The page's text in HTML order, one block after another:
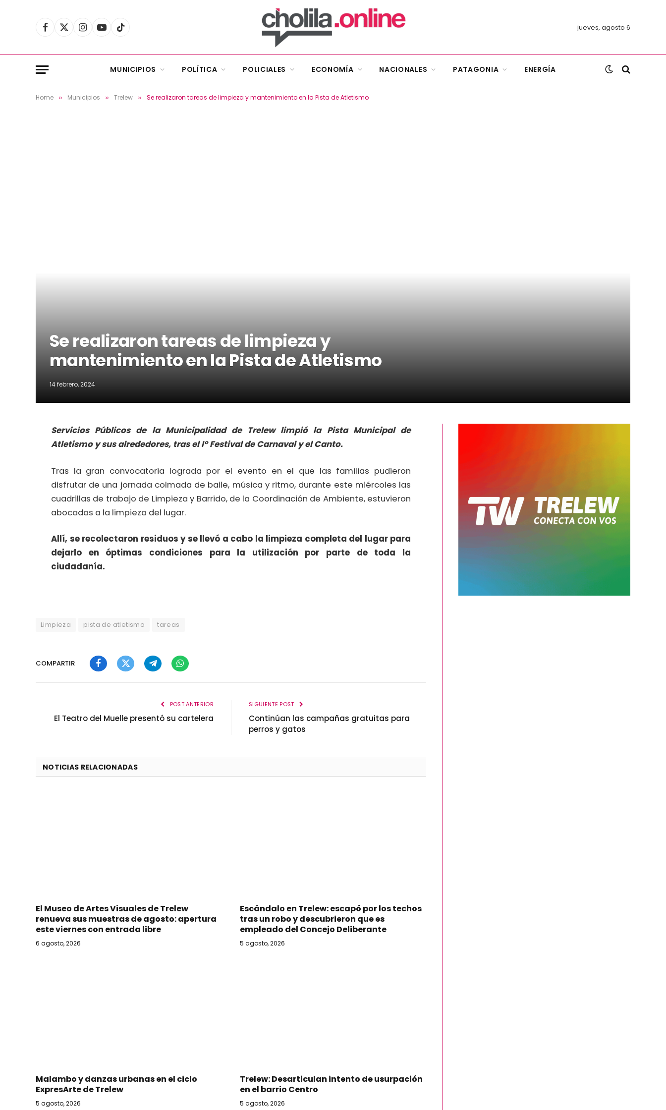
Facebook
X
Instagram
YouTubeTikTok jueves, agosto 6
MUNICIPIOS POLÍTICA POLICIALES ECONOMÍA NACIONALES PATAGONIA ENERGÍA
Home » Municipios » Trelew » Se realizaron tareas de limpieza y mantenimiento en la Pista de Atletismo
Se realizaron tareas de limpieza y
mantenimiento en la Pista de Atletismo
14 febrero, 2024
Servicios Públicos de la Municipalidad de Trelew limpió la Pista Municipal de
Atletismo y sus alrededores, tras el I° Festival de Carnaval y el Canto.
Tras la gran convocatoria lograda por el evento en el que las familias pudieron
disfrutar de una jornada colmada de baile, música y ritmo, durante este miércoles las
cuadrillas de trabajo de Limpieza y Barrido, de la Coordinación de Ambiente, estuvieron
abocadas a la limpieza del lugar.
Allí, se recolectaron residuos y se llevó a cabo la limpieza completa del lugar para
dejarlo en óptimas condiciones para la utilización por parte de toda la
ciudadanía.
Limpieza pista de atletismo tareas
COMPARTIR
FacebookTwitterTelegramWhatsApp
POST ANTERIOR
El Teatro del Muelle presentó su cartelera
SIGUIENTE POST
Continúan las campañas gratuitas para
perros y gatos
NOTICIAS RELACIONADAS
El Museo de Artes Visuales de Trelew
renueva sus muestras de agosto: apertura
este viernes con entrada libre
6 agosto, 2026
Escándalo en Trelew: escapó por los techos
tras un robo y descubrieron que es
empleado del Concejo Deliberante
5 agosto, 2026
Malambo y danzas urbanas en el ciclo
ExpresArte de Trelew
5 agosto, 2026
Trelew: Desarticulan intento de usurpación
en el barrio Centro
5 agosto, 2026